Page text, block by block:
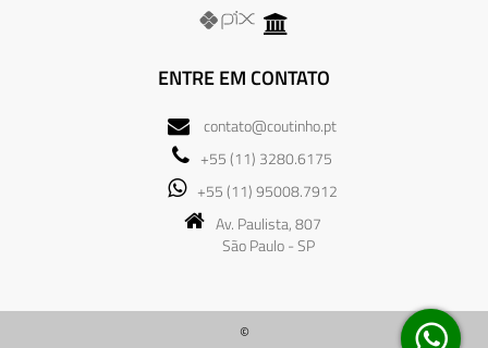
ENTRE EM CONTATO
contato@coutinho.pt
+55 (11) 3280.6175
+55 (11) 95008.7912
Av. Paulista, 807
São Paulo - SP
©